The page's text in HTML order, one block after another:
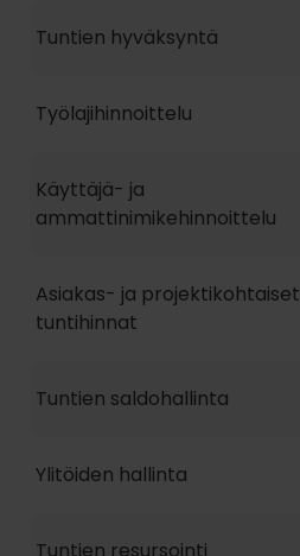
Tuntien hyväksyntä
Työlajihinnoittelu
Käyttäjä- ja
ammattinimikehinnoittelu
Asiakas- ja projektikohtaiset
tuntihinnat
Tuntien saldohallinta
Ylitöiden hallinta
Tuntien resursointi